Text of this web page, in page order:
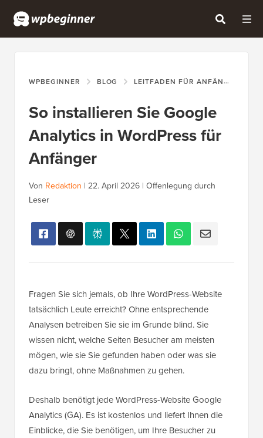
WPBEGINNER BLOG LEITFADEN FÜR ANFÄNGER
So installieren Sie Google
Analytics in WordPress für
Anfänger
Von Redaktion | 22. April 2026 | Offenlegung durch
Leser
Fragen Sie sich jemals, ob Ihre WordPress-Website
tatsächlich Leute erreicht? Ohne entsprechende
Analysen betreiben Sie sie im Grunde blind. Sie
wissen nicht, welche Seiten Besucher am meisten
mögen, wie sie Sie gefunden haben oder was sie
dazu bringt, ohne Maßnahmen zu gehen.
Deshalb benötigt jede WordPress-Website Google
Analytics (GA). Es ist kostenlos und liefert Ihnen die
Einblicke, die Sie benötigen, um Ihre Besucher zu